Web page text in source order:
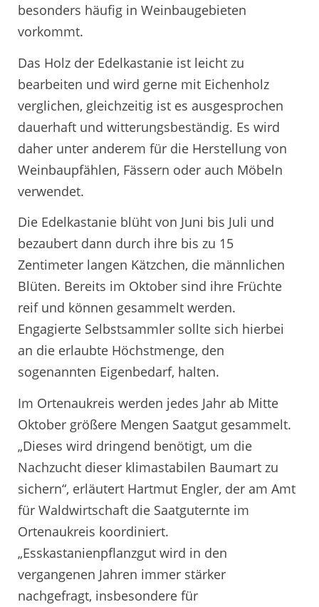
besonders häufig in Weinbaugebieten
vorkommt.
Das Holz der Edelkastanie ist leicht zu
bearbeiten und wird gerne mit Eichenholz
verglichen, gleichzeitig ist es ausgesprochen
dauerhaft und witterungsbeständig. Es wird
daher unter anderem für die Herstellung von
Weinbaupfählen, Fässern oder auch Möbeln
verwendet.
Die Edelkastanie blüht von Juni bis Juli und
bezaubert dann durch ihre bis zu 15
Zentimeter langen Kätzchen, die männlichen
Blüten. Bereits im Oktober sind ihre Früchte
reif und können gesammelt werden.
Engagierte Selbstsammler sollte sich hierbei
an die erlaubte Höchstmenge, den
sogenannten Eigenbedarf, halten.
Im Ortenaukreis werden jedes Jahr ab Mitte
Oktober größere Mengen Saatgut gesammelt.
„Dieses wird dringend benötigt, um die
Nachzucht dieser klimastabilen Baumart zu
sichern“, erläutert Hartmut Engler, der am Amt
für Waldwirtschaft die Saatguternte im
Ortenaukreis koordiniert.
„Esskastanienpflanzgut wird in den
vergangenen Jahren immer stärker
nachgefragt, insbesondere für